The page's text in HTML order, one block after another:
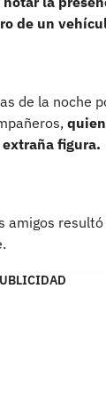
de un
de la noche
figura.
amigos